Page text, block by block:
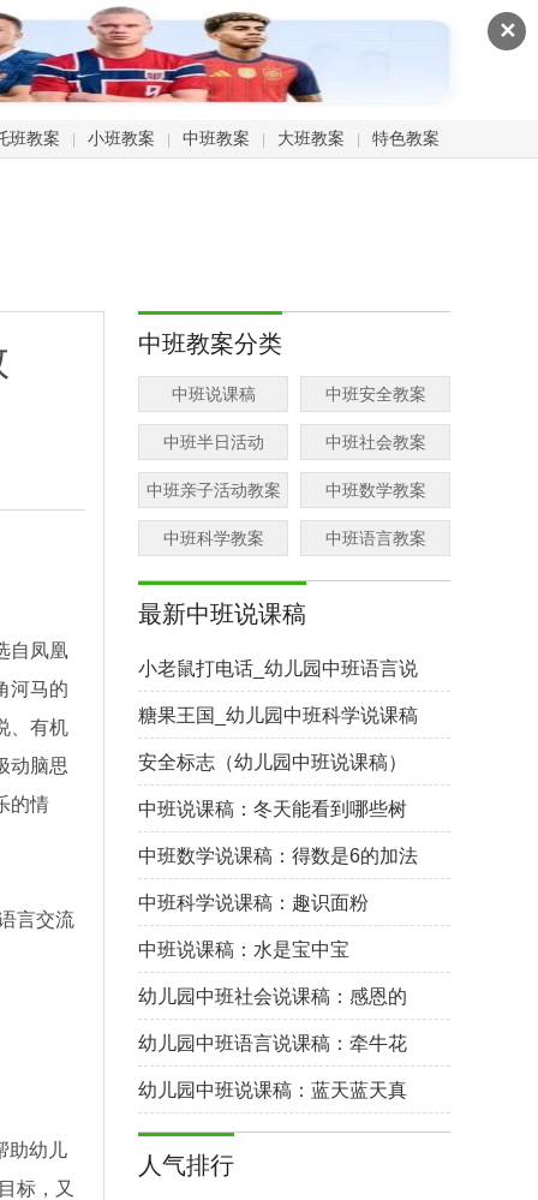
✕
班教案 小班教案 中班教案 大班教案 特色教案
自凤凰
河马的
、有机
动脑思
的情
言交流
助幼儿
标，又
中班教案分类
中班说课稿 中班安全教案
中班半日活动 中班社会教案
中班亲子活动教案 中班数学教案
中班科学教案 中班语言教案
最新中班说课稿
小老鼠打电话_幼儿园中班语言说
课稿
糖果王国_幼儿园中班科学说课稿
安全标志（幼儿园中班说课稿）
中班说课稿：冬天能看到哪些树
叶
中班数学说课稿：得数是6的加法
中班科学说课稿：趣识面粉
中班说课稿：水是宝中宝
幼儿园中班社会说课稿：感恩的
心
幼儿园中班语言说课稿：牵牛花
幼儿园中班说课稿：蓝天蓝天真
美丽
人气排行